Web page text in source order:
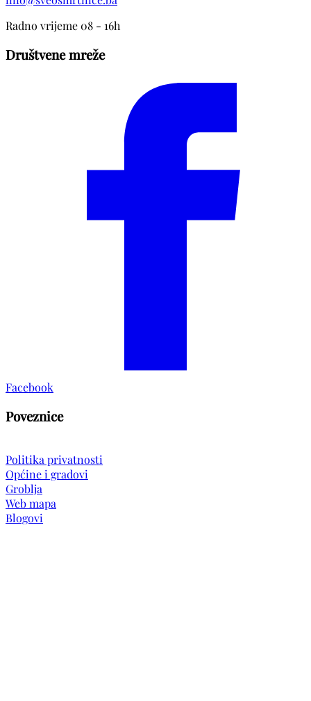
Radno vrijeme 08 - 16h
Društvene mreže
Facebook
Poveznice
Politika privatnosti
Općine i gradovi
Groblja
Web mapa
Blogovi